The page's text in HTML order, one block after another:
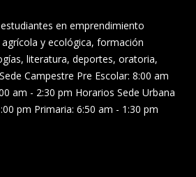
en emprendimiento
y ecológica, formación
literatura, deportes, oratoria,
Campestre Pre Escolar: 8:00 am
am - 2:30 pm Horarios Sede Urbana
pm Primaria: 6:50 am - 1:30 pm